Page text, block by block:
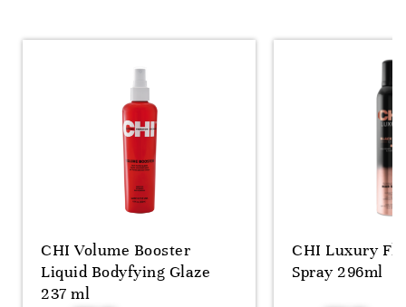
CHI Volume Booster
Liquid Bodyfying Glaze
237 ml
CHI Luxury
Spray 296ml